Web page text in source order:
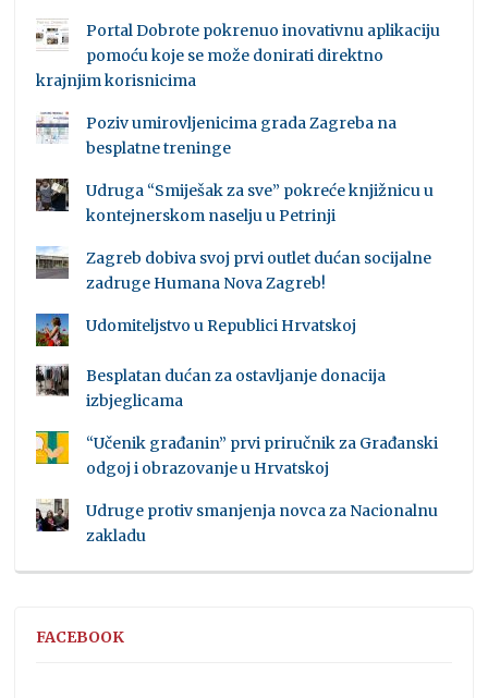
Portal Dobrote pokrenuo inovativnu aplikaciju
pomoću koje se može donirati direktno
krajnjim korisnicima
Poziv umirovljenicima grada Zagreba na
besplatne treninge
Udruga “Smiješak za sve” pokreće knjižnicu u
kontejnerskom naselju u Petrinji
Zagreb dobiva svoj prvi outlet dućan socijalne
zadruge Humana Nova Zagreb!
Udomiteljstvo u Republici Hrvatskoj
Besplatan dućan za ostavljanje donacija
izbjeglicama
“Učenik građanin” prvi priručnik za Građanski
odgoj i obrazovanje u Hrvatskoj
Udruge protiv smanjenja novca za Nacionalnu
zakladu
FACEBOOK